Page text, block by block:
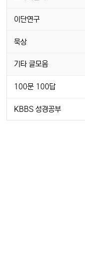
이단연구
묵상
기타 글모음
100문 100답
KBBS 성경공부